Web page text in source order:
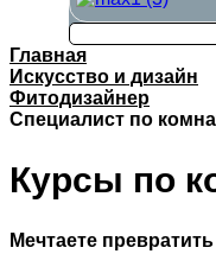
Главная
Искусство и дизайн
Фитодизайнер
Специалист по
Курсы по
Мечтаете